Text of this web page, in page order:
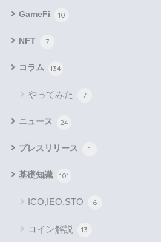
GameFi 10
NFT 7
コラム 134
やってみた 7
ニュース 24
プレスリリース 1
基礎知識 101
ICO,IEO.STO 6
コイン解説 13